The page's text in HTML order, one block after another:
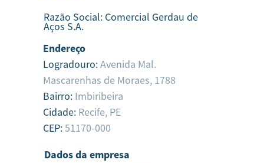
Razão Social: Comercial Gerdau de
Aços S.A.
Endereço
Logradouro:Avenida Mal.
Mascarenhas de Moraes, 1788
Bairro: Imbiribeira
Cidade: Recife, PE
CEP:51170-000
Dados da empresa